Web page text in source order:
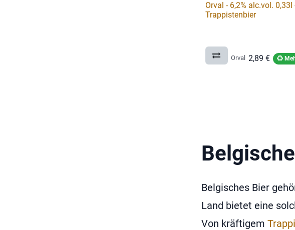
Orval - 6,2% alc.vol. 0,33l
Trappistenbier
Orval 2,89 €
Belgisches Bier
Land bietet eine
Von kräftigem